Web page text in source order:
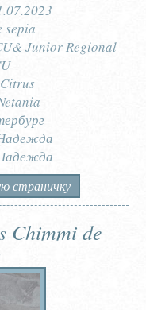
sepia
Junior Regional
страничку
Chimmi de